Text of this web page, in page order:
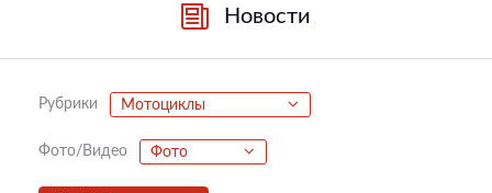
Новости
Рубрики Мотоциклы
Фото/Видео Фото